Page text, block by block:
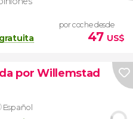
por coche desde
47 US$
por Willemstad
Español